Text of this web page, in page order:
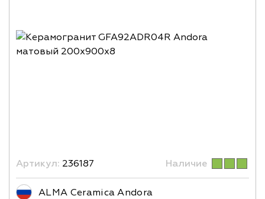
Артикул: 236187 Наличие
ALMA Ceramica Andora